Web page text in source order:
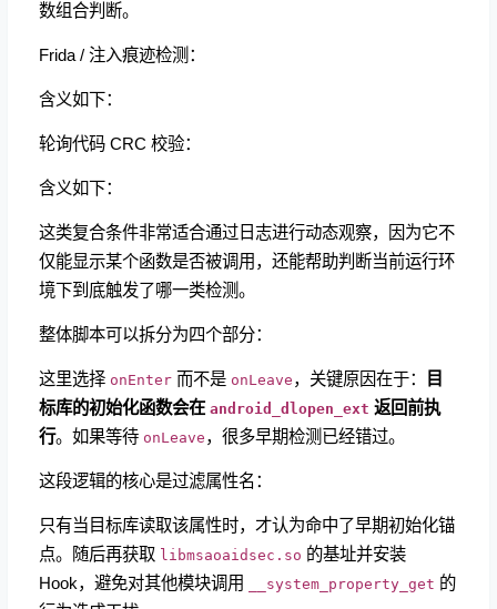
数组合判断。
Frida / 注入痕迹检测：
含义如下：
轮询代码 CRC 校验：
含义如下：
这类复合条件非常适合通过日志进行动态观察，因为它不
仅能显示某个函数是否被调用，还能帮助判断当前运行环
境下到底触发了哪一类检测。
整体脚本可以拆分为四个部分：
这里选择 onEnter ​ 而不是 onLeave​，关键原因在于：
目
标库的初始化函数会在 android_dlopen_ext 返回前执
行。如果等待 onLeave，很多早期检测已经错过。
这段逻辑的核心是过滤属性名：
只有当目标库读取该属性时，才认为命中了早期初始化锚
点。随后再获取 libmsaoaidsec.so ​ 的基址并安装
Hook，避免对其他模块调用
__system_property_get 的